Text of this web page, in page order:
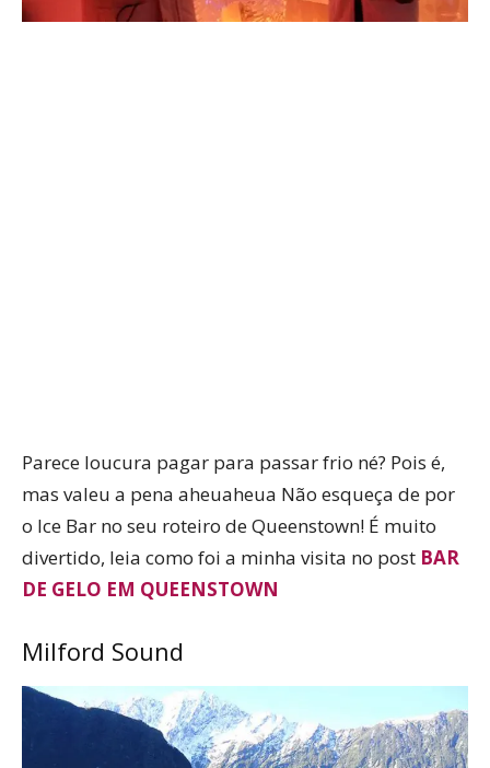
Parece loucura pagar para passar frio né? Pois é,
mas valeu a pena aheuaheua Não esqueça de por
o Ice Bar no seu roteiro de Queenstown! É muito
divertido, leia como foi a minha visita no post BAR
DE GELO EM QUEENSTOWN
Milford Sound